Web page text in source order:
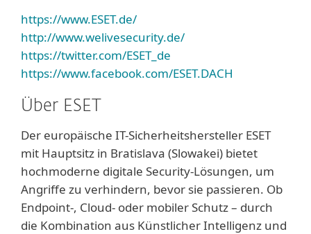
https://www.ESET.de/
http://www.welivesecurity.de/
https://twitter.com/ESET_de
https://www.facebook.com/ESET.DACH
Über ESET
Der europäische IT-Sicherheitshersteller ESET
mit Hauptsitz in Bratislava (Slowakei) bietet
hochmoderne digitale Security-Lösungen, um
Angriffe zu verhindern, bevor sie passieren. Ob
Endpoint-, Cloud- oder mobiler Schutz – durch
die Kombination aus Künstlicher Intelligenz und